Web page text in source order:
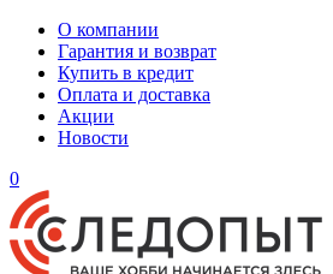
О компании
Гарантия и возврат
Купить в кредит
Оплата и доставка
Акции
Новости
0